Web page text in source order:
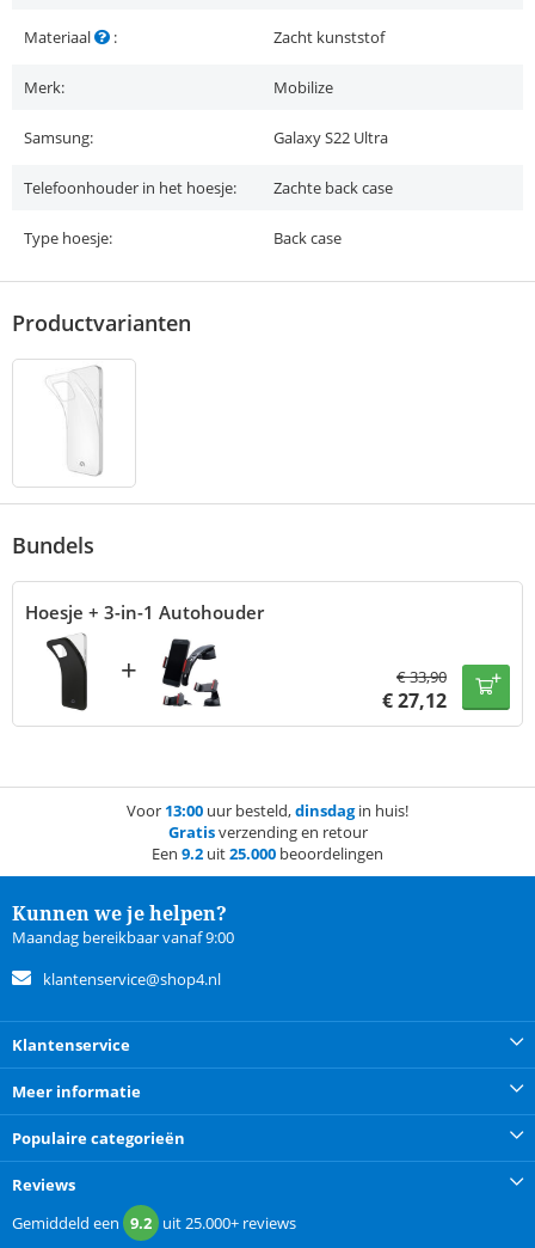
Materiaal : Zacht kunststof
Merk: Mobilize
Samsung: Galaxy S22 Ultra
Telefoonhouder in het hoesje: Zachte back case
Type hoesje: Back case
Productvarianten
Bundels
Hoesje + 3-in-1 Autohouder
+ €33,90
€27,12
Voor 13:00 uur besteld,dinsdagin huis!
Gratisverzending en retour
Een 9.2 uit25.000 beoordelingen
Kunnen we je helpen?
Maandag bereikbaar vanaf 9:00
klantenservice@shop4.nl
Klantenservice
Meer informatie
Populaire categorieën
Reviews
Gemiddeld een 9.2 uit25.000+ reviews